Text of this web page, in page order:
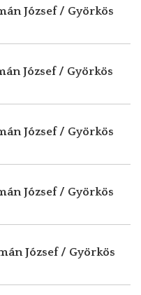
József / Györkös
József / Györkös
József / Györkös
József / Györkös
József / Györkös